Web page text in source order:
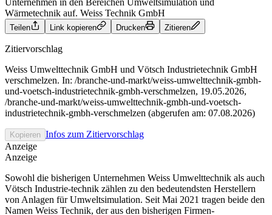
Wärmetechnik auf. Weiss Technik GmbH
Teilen Link kopieren Drucken Zitieren
Zitiervorschlag
Weiss Umwelttechnik GmbH und Vötsch Industrietechnik GmbH
verschmelzen. In: /branche-und-markt/weiss-umwelttechnik-gmbh-
und-voetsch-industrietechnik-gmbh-verschmelzen, 19.05.2026,
/branche-und-markt/weiss-umwelttechnik-gmbh-und-voetsch-
industrietechnik-gmbh-verschmelzen (abgerufen am: 07.08.2026)
Kopieren Infos zum Zitiervorschlag
Anzeige
Anzeige
Sowohl die bisherigen Unternehmen Weiss Umwelttechnik als auch
Vötsch Industrie-technik zählen zu den bedeutendsten Herstellern
von Anlagen für Umweltsimulation. Seit Mai 2021 tragen beide den
Namen Weiss Technik, der aus den bisherigen Firmen-